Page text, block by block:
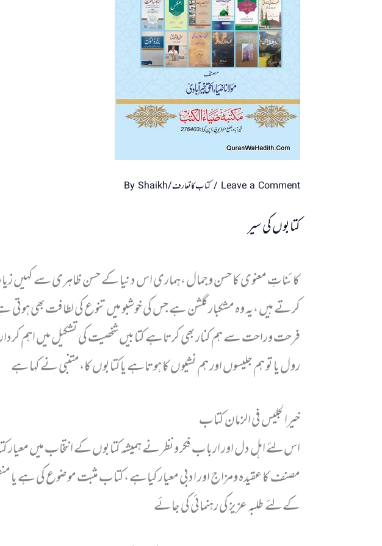
Leave a Comment
/کتاب کا تعارف/ By
Shaikh
کتابوں کی سیر
کائناتِ معنوی کا حسن وجمال ،ہماری اس دنیا کے حسن ظاہری سے کہیں
کرتے ہیں ،یہ وہ مشکبار گلشن ہے جس کی خوشبو میں تنوع کی لطافت بھی ہوتی
فرحت وراحت سے ہم کنار بھی کرتاہے کتابیں شخصیت کی تشکیل میں اہم
رول یا تو ہم جلیسوں اور ہم نشیوں کا ہوتاہے یاکتابوں کا،متنبی نے کہا ہے
خیرالجلیس فی الزمان کتاب
اس لئے اہل دل اور ارباب فکر ونظر نے ہمیشہ کتابوں کے انتخاب میں
مصنف کا عقیدہ ومزاج اور ادبی معیار کیاہے ،کتاب مثبت موضوع کی ہے یا
کے لئے طلبہ عزیز کی رہنمائی کی جائے